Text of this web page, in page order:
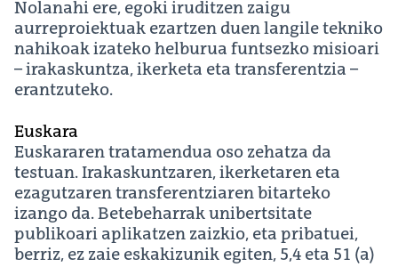
Nolanahi ere, egoki iruditzen zaigu
aurreproiektuak ezartzen duen langile tekniko
nahikoak izateko helburua funtsezko misioari
– irakaskuntza, ikerketa eta transferentzia –
erantzuteko.
Euskara
Euskararen tratamendua oso zehatza da
testuan. Irakaskuntzaren, ikerketaren eta
ezagutzaren transferentziaren bitarteko
izango da. Betebeharrak unibertsitate
publikoari aplikatzen zaizkio, eta pribatuei,
berriz, ez zaie eskakizunik egiten, 5,4 eta 51 (a)